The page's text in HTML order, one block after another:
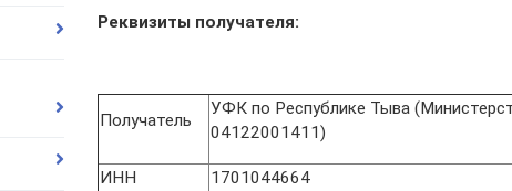
Реквизиты получателя:
Получатель
УФК по Республике Тыва
04122001411)
ИНН 1701044664